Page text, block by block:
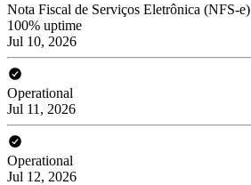
Nota Fiscal de Serviços Eletrônica (NFS-e)
100% uptime
Jul 10, 2026
Operational
Jul 11, 2026
Operational
Jul 12, 2026